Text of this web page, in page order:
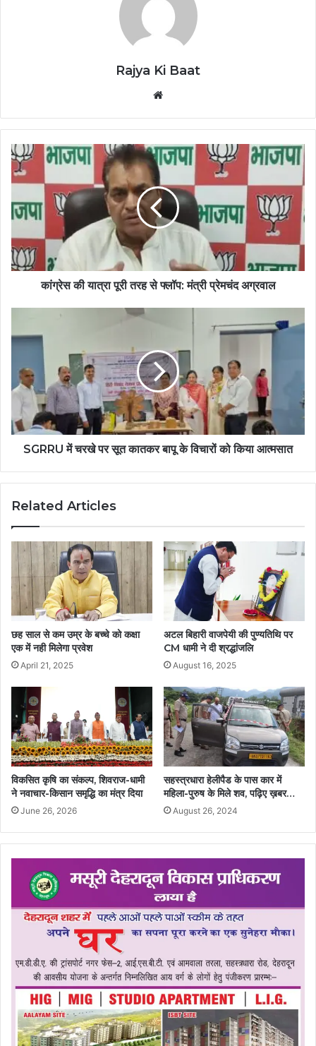
Rajya Ki Baat
कांग्रेस की यात्रा पूरी तरह से फ्लॉप: मंत्री प्रेमचंद अग्रवाल
SGRRU में चरखे पर सूत कातकर बापू के विचारों को किया आत्मसात
Related Articles
छह साल से कम उम्र के बच्चे को कक्षा
एक में नही मिलेगा प्रवेश
April 21, 2025
अटल बिहारी वाजपेयी की पुण्यतिथि पर
CM धामी ने दी श्रद्धांजलि
August 16, 2025
विकसित कृषि का संकल्प, शिवराज-धामी
ने नवाचार-किसान समृद्धि का मंत्र दिया
June 26, 2026
सहस्त्रधारा हेलीपैड के पास कार में
महिला-पुरुष के मिले शव, पढ़िए ख़बर…
August 26, 2024